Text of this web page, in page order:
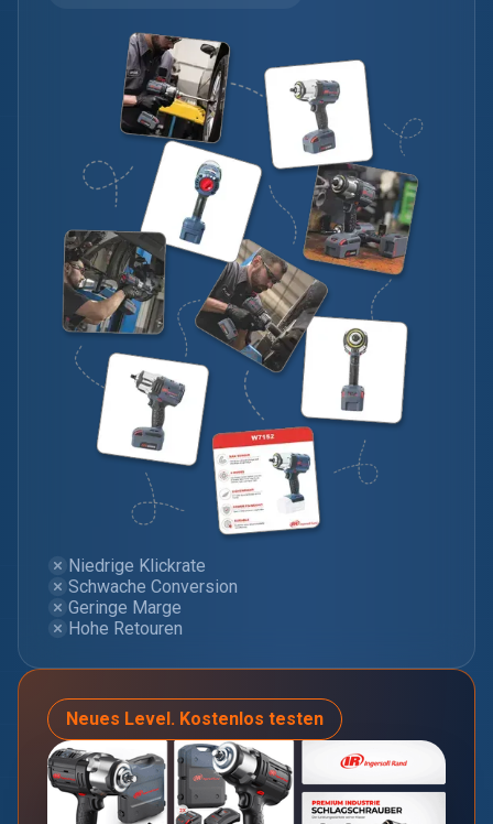
Niedrige Klickrate
Schwache Conversion
Geringe Marge
Hohe Retouren
Neues Level. Kostenlos testen